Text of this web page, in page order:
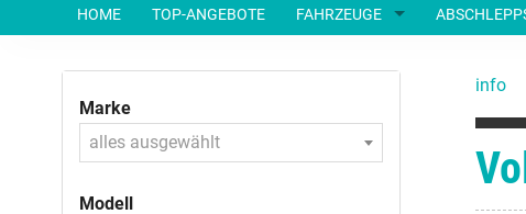
HOME TOP-ANGEBOTE FAHRZEUGE
info
Marke
alles ausgewählt
Modell